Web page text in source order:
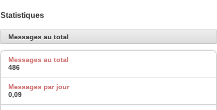
Statistiques
Messages au total
Messages au total
486
Messages par jour
0,09